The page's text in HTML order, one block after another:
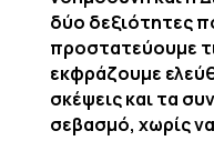
δύο δεξιότητες
προστατεύουμε
εκφράζουμε
σκέψεις και τα
σεβασμό, χωρίς